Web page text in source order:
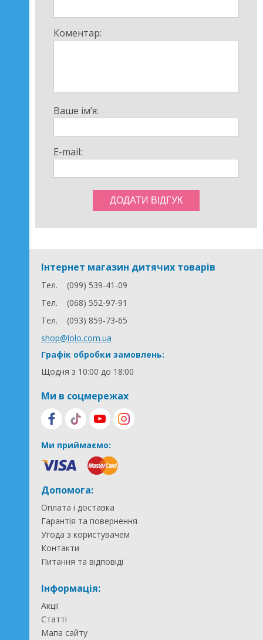
Коментар:
Ваше ім’я:
E-mail:
Інтернет магазин дитячих товарів
Тел.
(099) 539-41-09
Тел.
(068) 552-97-91
Тел.
(093) 859-73-65
shop@lolo.com.ua
Графік обробки замовлень:
Щодня з 10:00 до 18:00
Ми в соцмережах
Ми приймаємо:
Допомога:
Оплата і доставка
Гарантія та повернення
Угода з користувачем
Контакти
Питання та відповіді
Інформація:
Акції
Статті
Мапа сайту